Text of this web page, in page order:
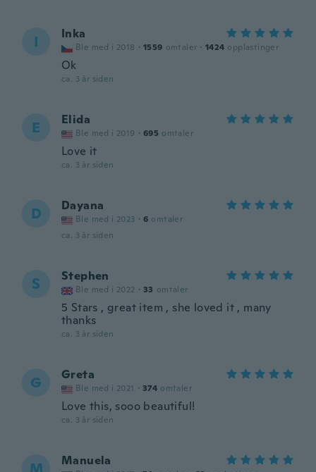
I Inka
Ble med i 2018 · 1559 omtaler · 1424 opplastinger
Ok
ca. 3 år siden
E Elida
Ble med i 2019 · 695 omtaler
Love it
ca. 3 år siden
D Dayana
Ble med i 2023 · 6 omtaler
ca. 3 år siden
S Stephen
Ble med i 2022 · 33 omtaler
5 Stars , great item , she loved it , many
thanks
ca. 3 år siden
G Greta
Ble med i 2021 · 374 omtaler
Love this, sooo beautiful!
ca. 3 år siden
Manuela